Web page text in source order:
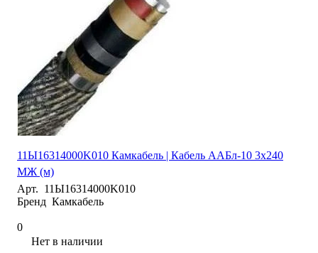
11Ы16314000K010 Камкабель | Кабель ААБл-10 3х240
МЖ (м)
Арт. 11Ы16314000K010
Бренд Камкабель
0
Нет в наличии